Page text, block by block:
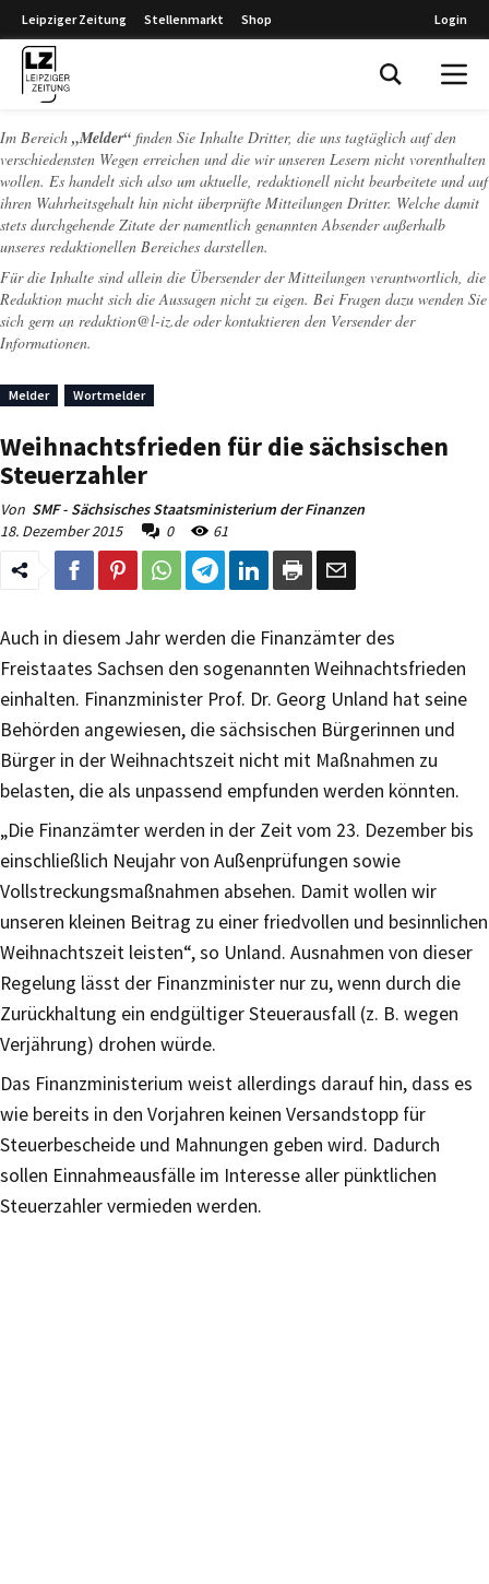
Leipziger Zeitung Stellenmarkt Shop Login
Im Bereich „Melder“ finden Sie Inhalte Dritter, die uns tagtäglich auf den
verschiedensten Wegen erreichen und die wir unseren Lesern nicht vorenthalten
wollen. Es handelt sich also um aktuelle, redaktionell nicht bearbeitete und auf
ihren Wahrheitsgehalt hin nicht überprüfte Mitteilungen Dritter. Welche damit
stets durchgehende Zitate der namentlich genannten Absender außerhalb
unseres redaktionellen Bereiches darstellen.
Für die Inhalte sind allein die Übersender der Mitteilungen verantwortlich, die
Redaktion macht sich die Aussagen nicht zu eigen. Bei Fragen dazu wenden Sie
sich gern an redaktion@l-iz.de oder kontaktieren den Versender der
Informationen.
Melder Wortmelder
Weihnachtsfrieden für die sächsischen
Steuerzahler
Von SMF - Sächsisches Staatsministerium der Finanzen
18. Dezember 2015
0 61
Auch in diesem Jahr werden die Finanzämter des
Freistaates Sachsen den sogenannten Weihnachtsfrieden
einhalten. Finanzminister Prof. Dr. Georg Unland hat seine
Behörden angewiesen, die sächsischen Bürgerinnen und
Bürger in der Weihnachtszeit nicht mit Maßnahmen zu
belasten, die als unpassend empfunden werden könnten.
„Die Finanzämter werden in der Zeit vom 23. Dezember bis
einschließlich Neujahr von Außenprüfungen sowie
Vollstreckungsmaßnahmen absehen. Damit wollen wir
unseren kleinen Beitrag zu einer friedvollen und besinnlichen
Weihnachtszeit leisten“, so Unland. Ausnahmen von dieser
Regelung lässt der Finanzminister nur zu, wenn durch die
Zurückhaltung ein endgültiger Steuerausfall (z. B. wegen
Verjährung) drohen würde.
Das Finanzministerium weist allerdings darauf hin, dass es
wie bereits in den Vorjahren keinen Versandstopp für
Steuerbescheide und Mahnungen geben wird. Dadurch
sollen Einnahmeausfälle im Interesse aller pünktlichen
Steuerzahler vermieden werden.